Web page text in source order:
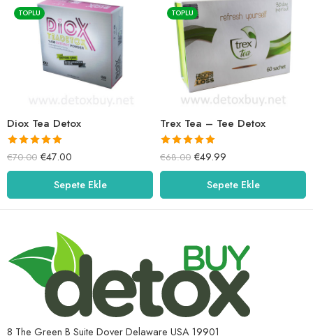
TOPLU
Diox Tea Detox
5 üzerinden
5.00oy aldı
€70.00 €47.00
Sepete Ekle
TOPLU
Trex Tea – Tee Detox
5 üzerinden
5.00oy aldı
€68.00 €49.99
Sepete Ekle
8 The Green B Suite Dover Delaware USA 19901